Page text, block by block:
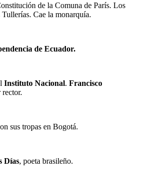
de la Comuna de París. Los
Cae la monarquía.
de Ecuador.
Instituto Nacional. Francisco
rector.
sus tropas en Bogotá.
Días, poeta brasileño.